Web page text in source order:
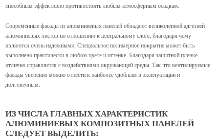
способным эффективно противостоять любым атмосферным осадкам.
Современные фасады из алюминиевых панелей обладают великолепной адгезией
алюминиевых листов по отношению к центральному слою, благодаря чему
являются очень надежными. Специальное полимерное покрытие может быть
выполнено практически в любом цвете и оттенке. Благодаря защитной пленке
отлично справляется с воздействиями окружающей среды. Так что вентилируемые
фасады уверенно можно отнести к наиболее удобным в эксплуатации и
долговечным.
ИЗ ЧИСЛА ГЛАВНЫХ ХАРАКТЕРИСТИК
АЛЮМИНИЕВЫХ КОМПОЗИТНЫХ ПАНЕЛЕЙ
СЛЕДУЕТ ВЫДЕЛИТЬ: